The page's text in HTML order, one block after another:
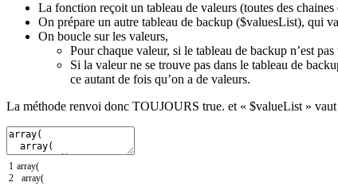
La fonction reçoit un tableau de valeurs (toutes des chaines
On prépare un autre tableau de backup ($valuesList), qui
On boucle sur les valeurs,
Pour chaque valeur, si le tableau de backup n’est
Si la valeur ne se trouve pas dans le tableau de
ce autant de fois qu’on a de valeurs.
La méthode renvoi donc TOUJOURS true. et « $valueList » vaut
1
2
array(
array(